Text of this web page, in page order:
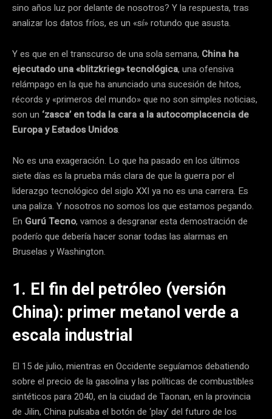
sino años luz por delante de nosotros? Y la respuesta, tras
analizar los datos fríos, es un «sí» rotundo que asusta.
Y es que en el transcurso de una sola semana, China ha
ejecutado una «blitzkrieg» tecnológica, una ofensiva
relámpago en la que ha anunciado una sucesión de hitos,
récords y «primeros del mundo» que no son simples noticias,
son un ‘zasca’ en toda la cara a la autocomplacencia de
Europa y Estados Unidos.
No es una exageración. Lo que ha pasado en los últimos
siete días es la prueba más clara de que la guerra por el
liderazgo tecnológico del siglo XXI ya no es una carrera. Es
una paliza. Y nosotros no somos los que estamos pegando.
En Gurú Tecno, vamos a desgranar esta demostración de
poderío que debería hacer sonar todas las alarmas en
Bruselas y Washington.
1. El fin del petróleo (versión
China): primer metanol verde a
escala industrial
El 15 de julio, mientras en Occidente seguíamos debatiendo
sobre el precio de la gasolina y las políticas de combustibles
sintéticos para 2040, en la ciudad de Taonan, en la provincia
de Jilin, China pulsaba el botón de ‘play’ del futuro de los